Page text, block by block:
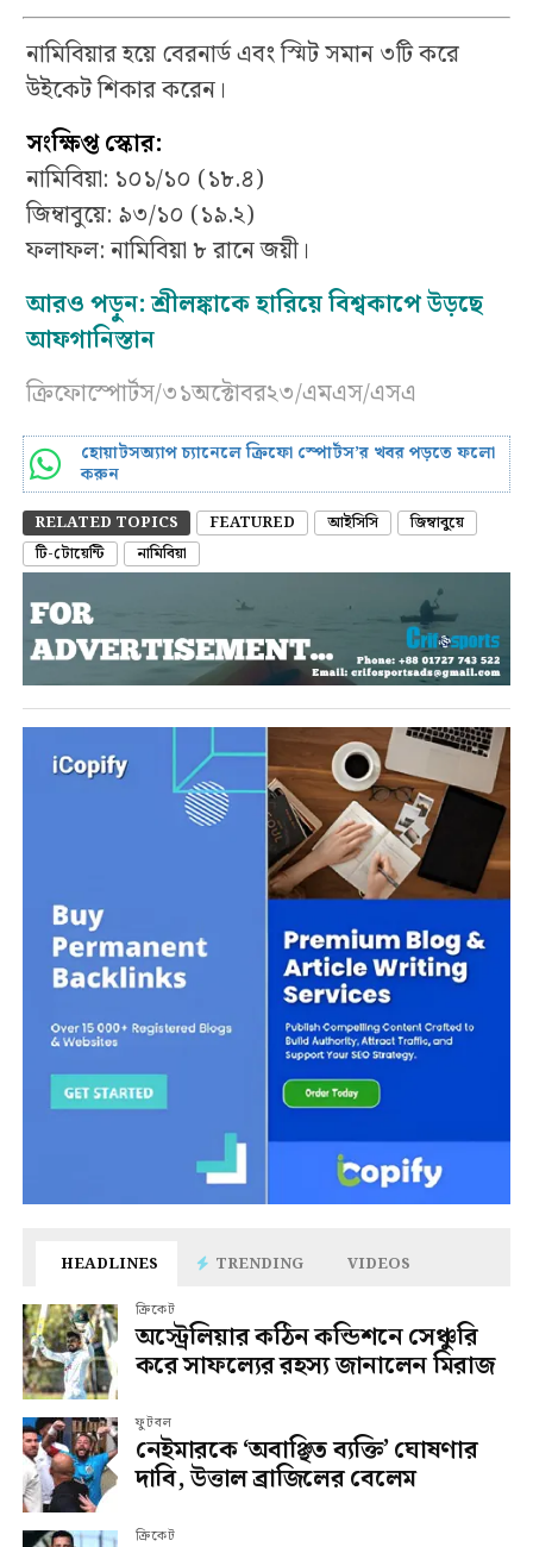
নামিবিয়ার হয়ে বেরনার্ড এবং স্মিট সমান ৩টি করে
উইকেট শিকার করেন।
সংক্ষিপ্ত স্কোর:
নামিবিয়া: ১০১/১০ (১৮.৪)
জিম্বাবুয়ে: ৯৩/১০ (১৯.২)
ফলাফল: নামিবিয়া ৮ রানে জয়ী।
আরও পড়ুন:শ্রীলঙ্কাকে হারিয়ে বিশ্বকাপে উড়ছে
আফগানিস্তান
ক্রিফোস্পোর্টস/৩১অক্টোবর২৩/এমএস/এসএ
হোয়াটসঅ্যাপ চ্যানেলে ক্রিফো স্পোর্টস’র খবর পড়তে ফলো
করুন
RELATED TOPICS FEATURED আইসিসি
জিম্বাবুয়ে
টি-টোয়েন্টি
নামিবিয়া
HEADLINES TRENDING VIDEOS
ক্রিকেট
অস্ট্রেলিয়ার কঠিন কন্ডিশনে সেঞ্চুরি
করে সাফল্যের রহস্য জানালেন মিরাজ
ফুটবল
নেইমারকে ‘অবাঞ্ছিত ব্যক্তি’ ঘোষণার
দাবি, উত্তাল ব্রাজিলের বেলেম
ক্রিকেট